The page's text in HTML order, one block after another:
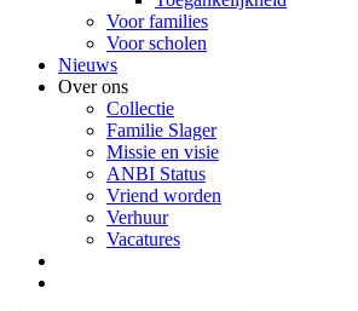
Voor families
Voor scholen
Nieuws
Over ons
Collectie
Familie Slager
Missie en visie
ANBI Status
Vriend worden
Verhuur
Vacatures